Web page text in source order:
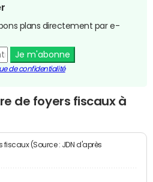
plans directement par e-
Je m'abonne
de confidentialité
de foyers fiscaux à
(Source : JDN d'après